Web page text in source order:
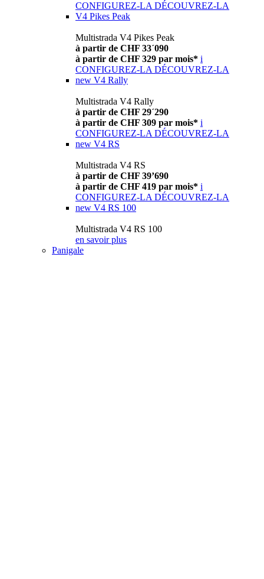
CONFIGUREZ-LA DÉCOUVREZ-LA
V4 Pikes Peak
Multistrada V4 Pikes Peak
à partir de CHF 33´090
à partir de CHF 329 par mois* i
CONFIGUREZ-LA DÉCOUVREZ-LA
new V4 Rally
Multistrada V4 Rally
à partir de CHF 29´290
à partir de CHF 309 par mois* i
CONFIGUREZ-LA DÉCOUVREZ-LA
new V4 RS
Multistrada V4 RS
à partir de CHF 39’690
à partir de CHF 419 par mois* i
CONFIGUREZ-LA DÉCOUVREZ-LA
new V4 RS 100
Multistrada V4 RS 100
en savoir plus
Panigale